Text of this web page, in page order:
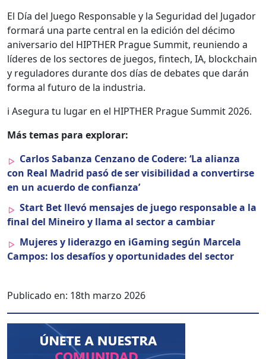
El Día del Juego Respon­s­able y la Seguri­dad del Jugador
for­mará una parte cen­tral en la edi­ción del déci­mo
aniver­sario del HIPTHER Prague Sum­mit, reunien­do a
líderes de los sec­tores de jue­gos, fin­tech, IA, blockchain
y reg­u­ladores durante dos días de debates que darán
for­ma al futuro de la indus­tria.
ℹ️ Ase­gu­ra tu lugar en el HIPTHER Prague Sum­mit 2026.
Más temas para explo­rar:
Car­los Saban­za Cen­zano de Codere: ‘La alian­za
con Real Madrid pasó de ser vis­i­bil­i­dad a con­ver­tirse
en un acuer­do de con­fi­an­za’
Start Bet llevó men­sajes de juego respon­s­able a la
final del Mineiro y lla­ma al sec­tor a cam­biar
Mujeres y lid­er­az­go en iGam­ing según Marcela
Cam­pos: los desafíos y opor­tu­nidades del sec­tor
Publicado en: 18th marzo 2026